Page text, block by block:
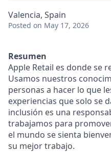
Valencia, Spain
Posted on May 17, 2026
Resumen
Apple Retail es donde se
Usamos nuestros
personas a hacer lo que
experiencias que solo se
inclusión es una
trabajamos para
el mundo se sienta
su mejor trabajo.